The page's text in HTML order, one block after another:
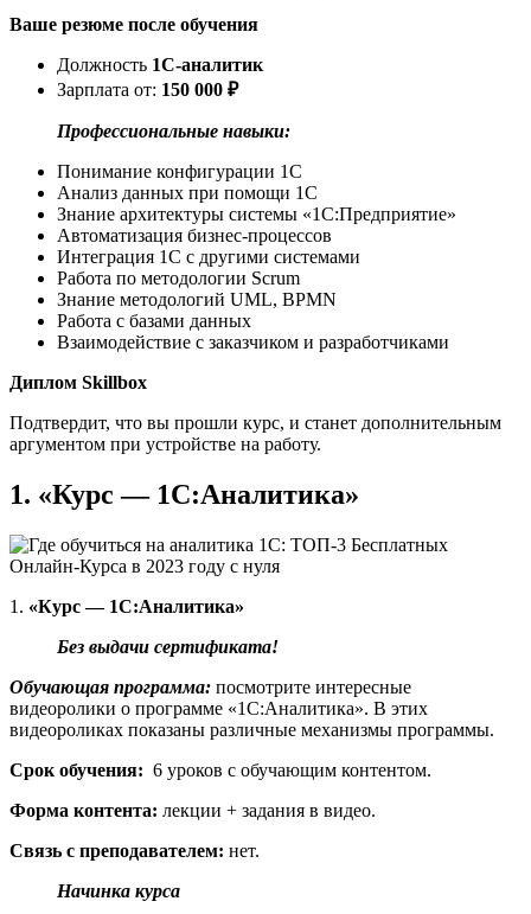
Ваше резюме после обучения
Должность 1С-аналитик
Зарплата от: 150 000 ₽
Профессиональные навыки:
Понимание конфигурации 1С
Анализ данных при помощи 1С
Знание архитектуры системы «1С:Предприятие»
Автоматизация бизнес-процессов
Интеграция 1С с другими системами
Работа по методологии Scrum
Знание методологий UML, BPMN
Работа с базами данных
Взаимодействие с заказчиком и разработчиками
Диплом Skillbox
Подтвердит, что вы прошли курс, и станет дополнительным
аргументом при устройстве на работу.
1. «Курс — 1С:Аналитика»
1. «Курс — 1С:Аналитика»
Без выдачи сертификата!
Обучающая программа: посмотрите интересные
видеоролики о программе «1С:Аналитика». В этих
видеороликах показаны различные механизмы программы.
Срок обучения: 6 уроков с обучающим контентом.
Форма контента: лекции + задания в видео.
Связь с преподавателем: нет.
Начинка курса